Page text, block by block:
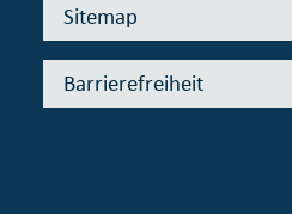
Sitemap
Barrierefreiheit